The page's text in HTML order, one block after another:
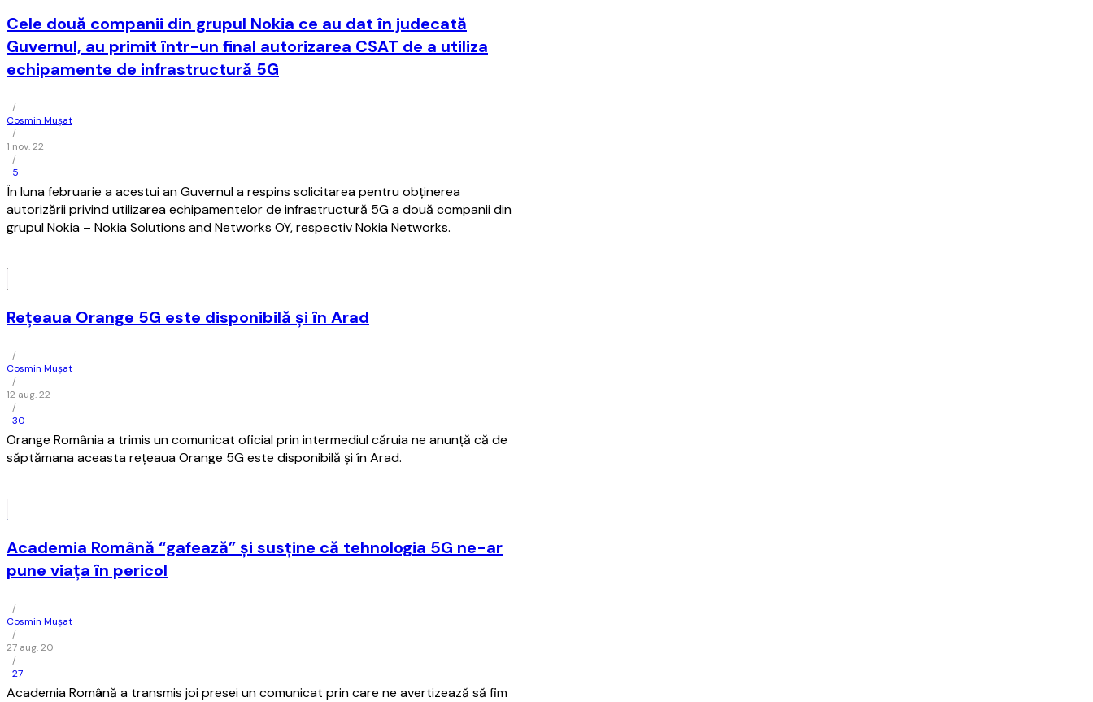
Cele două companii din grupul Nokia ce au dat în judecată
Guvernul, au primit într-un final autorizarea CSAT de a utiliza
echipamente de infrastructură 5G
/
Cosmin Mușat
/
1 nov. 22
/
5
În luna februarie a acestui an Guvernul a respins solicitarea pentru obţinerea
autorizării privind utilizarea echipamentelor de infrastructură 5G a două companii din
grupul Nokia – Nokia Solutions and Networks OY, respectiv Nokia Networks.
Reţeaua Orange 5G este disponibilă şi în Arad
/
Cosmin Mușat
/
12 aug. 22
/
30
Orange România a trimis un comunicat oficial prin intermediul căruia ne anunţă că de
săptămana aceasta reţeaua Orange 5G este disponibilă şi în Arad.
Academia Română “gafează” şi susţine că tehnologia 5G ne-ar
pune viaţa în pericol
/
Cosmin Mușat
/
27 aug. 20
/
27
Academia Română a transmis joi presei un comunicat prin care ne avertizează să fim